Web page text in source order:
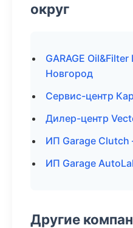
округ
GARAGE
Новгород
Сервис-центр
Дилер-центр
ИП Garage
ИП Garage
Другие